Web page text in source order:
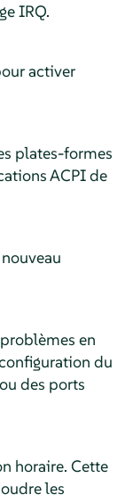
IRQ.
activer
plates-formes
ACPI de
en
du
des ports
horaire. Cette
les